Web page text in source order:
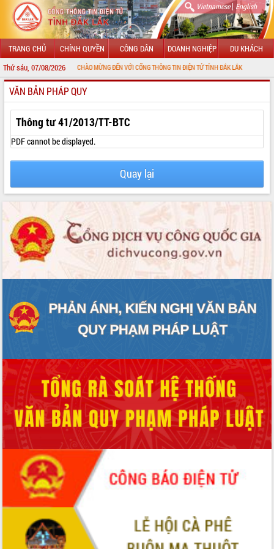
Vietnamese| English
TRANG CHỦ CHÍNH QUYỀN CÔNG DÂN DOANH NGHIỆP DU KHÁCH
Thứ sáu, 07/08/2026CHÀO MỪNG ĐẾN VỚI CỔNG THÔNG TIN ĐIỆN TỬ TỈNH ĐẮK LẮK
GIỚI THIỆU
TIN TỨC SỰ KIỆN
UBND CÁC XÃ, PHƯỜNG
THÔNG TIN CHỈ ĐẠO ĐIỀU HÀNH
HỆ THỐNG VĂN BẢN
VĂN BẢN HĐND TỈNH
QUY HOẠCH - KẾ HOẠCH
VĂN BẢN PHÁP QUY
Thông tư 41/2013/TT-BTC
PDF cannot be displayed.
Quay lại